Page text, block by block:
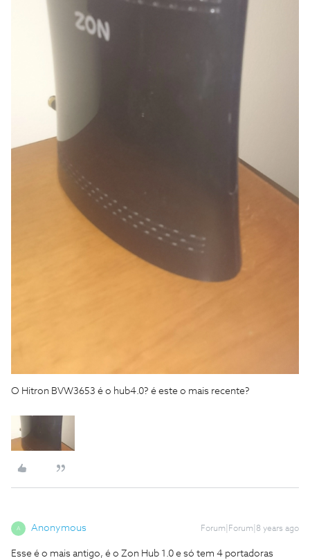
O Hitron BVW3653 é o hub4.0? é este o mais recente?
A Anonymous Forum|Forum|8 years ago
Esse é o mais antigo, é o Zon Hub 1.0 e só tem 4 portadoras